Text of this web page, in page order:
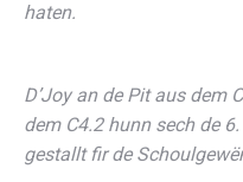
haten.
D’Joy an de Pit aus dem
dem C4.2 hunn sech de
gestallt fir de